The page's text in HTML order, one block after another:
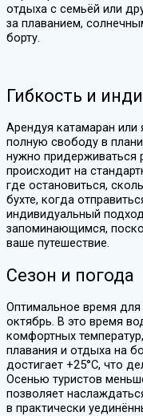
отдыха с семьёй или
за плаванием,
борту.
Гибкость и
Арендуя катамаран или
полную свободу в
нужно придерживаться
происходит на
где остановиться,
бухте, когда
индивидуальный
запоминающимся,
ваше путешествие.
Сезон и погода
Оптимальное время
октябрь. В это время
комфортных
плавания и отдыха на
достигает +25°C, что
Осенью туристов
позволяет
в практически